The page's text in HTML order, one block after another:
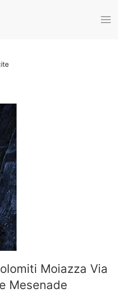
Moiazza Via
Mesenade